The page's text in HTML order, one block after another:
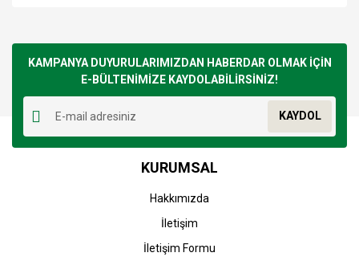
Yorum Yaz
kullanarak tarafımıza iletebilirsiniz.
Görüş ve önerileriniz için teşekkür ederiz.
Ürün resmi kalitesiz, bozuk veya görüntülenemiyor.
Ürün açıklamasında eksik bilgiler bulunuyor.
Ürün fiyatı diğer sitelerden daha pahalı.
KAMPANYA DUYURULARIMIZDAN HABERDAR OLMAK İÇİN
E-BÜLTENİMİZE KAYDOLABİLİRSİNİZ!
KAYDOL
KURUMSAL
Hakkımızda
İletişim
İletişim Formu